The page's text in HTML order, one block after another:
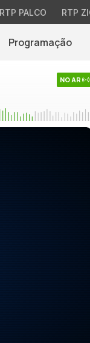
RTP PALCO RTP
Programação
NO AR